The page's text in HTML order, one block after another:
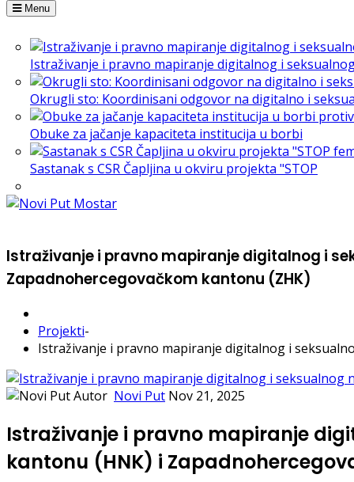
Istraživanje i pravno mapiranje digitalnog i
Okrugli sto: Koordinisani odgovor na digitalno i
Obuke za jačanje kapaciteta institucija u borbi
Sastanak s CSR Čapljina u okviru projekta "STOP
Menu
Istraživanje i pravno mapiranje digitalnog i
Zapadnohercegovačkom kantonu (ZHK)
Projekti-
Istraživanje i pravno mapiranje digitalnog i
Autor Novi Put Nov 21, 2025
Istraživanje i pravno mapiranje
kantonu (HNK) i